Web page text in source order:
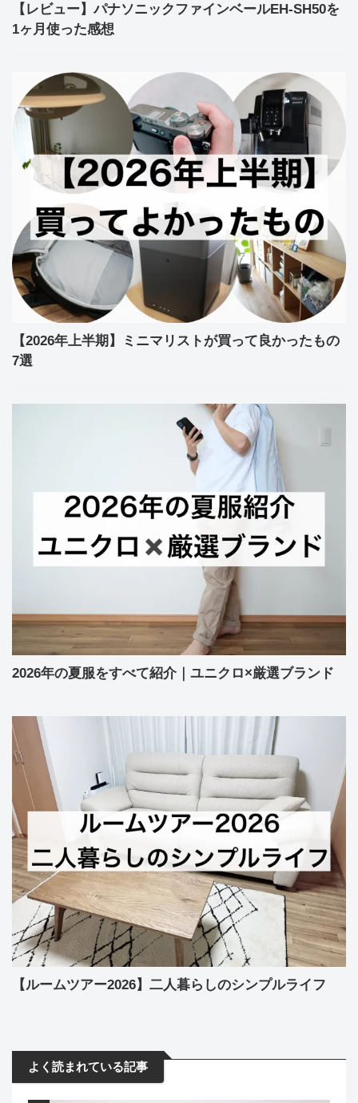
【レビュー】パナソニックファインベールEH-SH50を
1ヶ月使った感想
【2026年上半期】ミニマリストが買って良かったもの
7選
2026年の夏服をすべて紹介｜ユニクロ×厳選ブランド
【ルームツアー2026】二人暮らしのシンプルライフ
よく読まれている記事